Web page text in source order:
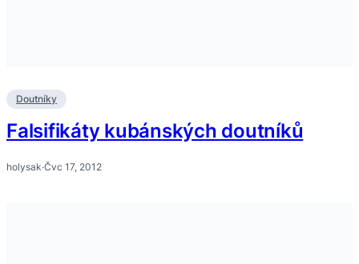
Doutníky
Falsifikáty kubánských doutníků
holysak·Čvc 17, 2012